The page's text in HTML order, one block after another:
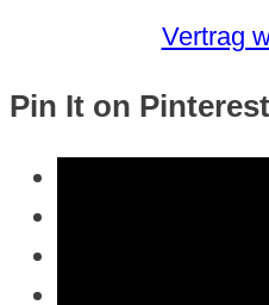
Vertrag
Pin It on Pinterest